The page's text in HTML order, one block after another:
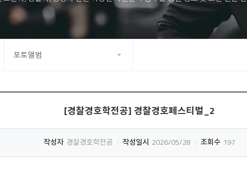
포토앨범
[경찰경호학전공] 경찰경호페스티벌_2
작성자 경찰경호학전공 작성일시 2026/05/28 조회수 197